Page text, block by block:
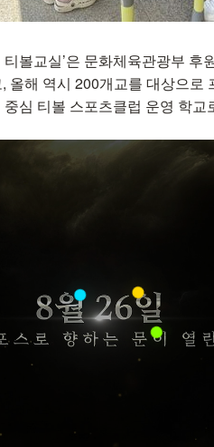
볼교실’은 문화체육관광부 후
올해 역시 200개교를 대상으로
심 티볼 스포츠클럽 운영 학교